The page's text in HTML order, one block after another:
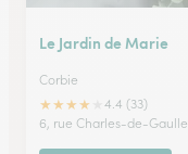
Le Jardin de Marie
Corbie
★★★★
4.4 (33)
6, rue Charles-de-Gaulle